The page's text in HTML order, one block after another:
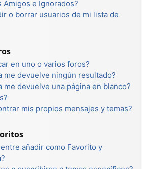
Amigos e Ignorados?
o borrar usuarios de mi lista de
en uno o varios foros?
me devuelve ningún resultado?
me devuelve una página en blanco?
mis propios mensajes y temas?
añadir como Favorito y